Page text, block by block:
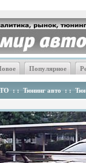
Популярное
: : Тюнинг авто : :